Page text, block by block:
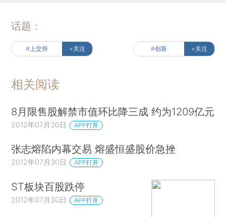
话题：
#上交所 +关注 #创新 +关注
相关阅读
8月限售股解禁市值环比降三成 约为1209亿元
2012年07月30日 APP打开
张志熔陷内幕交易 熔盛恒盛股价急挫
2012年07月30日 APP打开
ST板块百股跌停
2012年07月30日 APP打开